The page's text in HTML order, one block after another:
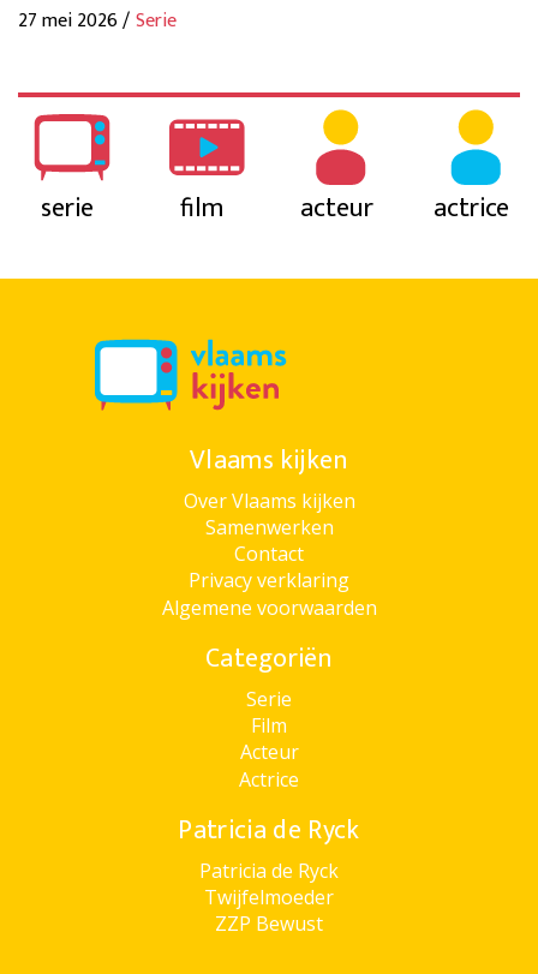
27 mei 2026 /Serie
serie film acteur actrice
Vlaams kijken
Over Vlaams kijken
Samenwerken
Contact
Privacy verklaring
Algemene voorwaarden
Categoriën
Serie
Film
Acteur
Actrice
Patricia de Ryck
Patricia de Ryck
Twijfelmoeder
ZZP Bewust